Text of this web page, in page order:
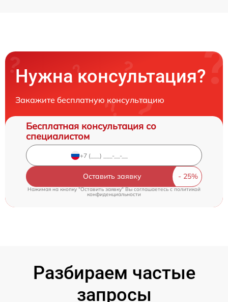
Нужна консультация?
Закажите бесплатную консультацию
Бесплатная консультация со
специалистом
Оставить заявку
Нажимая на кнопку "Оставить заявку" Вы соглашаетесь c политикой
конфиденциальности
Разбираем частые
запросы